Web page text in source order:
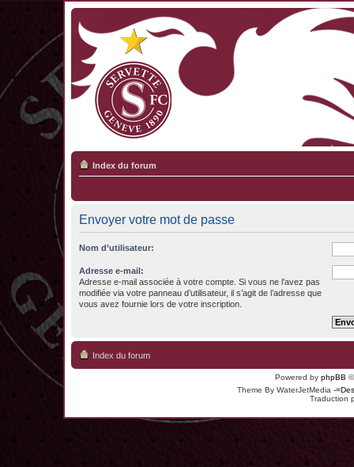
Index du forum
Envoyer votre mot de passe
Nom d’utilisateur:
Adresse e-mail:
Adresse e-mail associée à votre compte. Si vous ne l’avez pas
modifiée via votre panneau d’utilisateur, il s’agit de l’adresse que
vous avez fournie lors de votre inscription.
Index du forum
Powered by phpBB
Theme By WaterJetMedia -
Traduction